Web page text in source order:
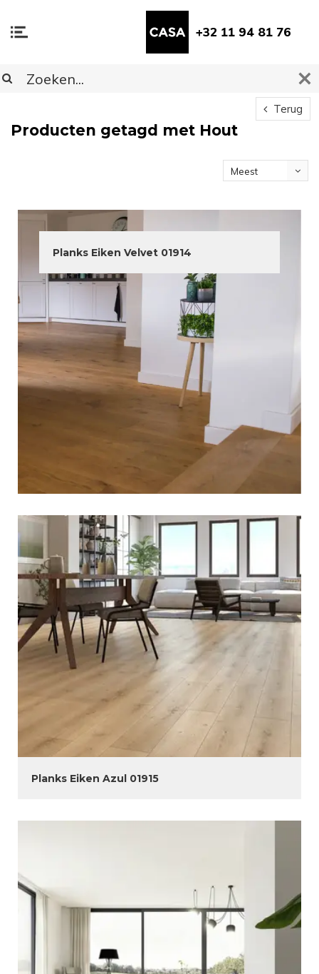
+32 11 94 81 76
Terug
Producten getagd met Hout
Meest
Planks Eiken Velvet 01914
Planks Eiken Azul 01915